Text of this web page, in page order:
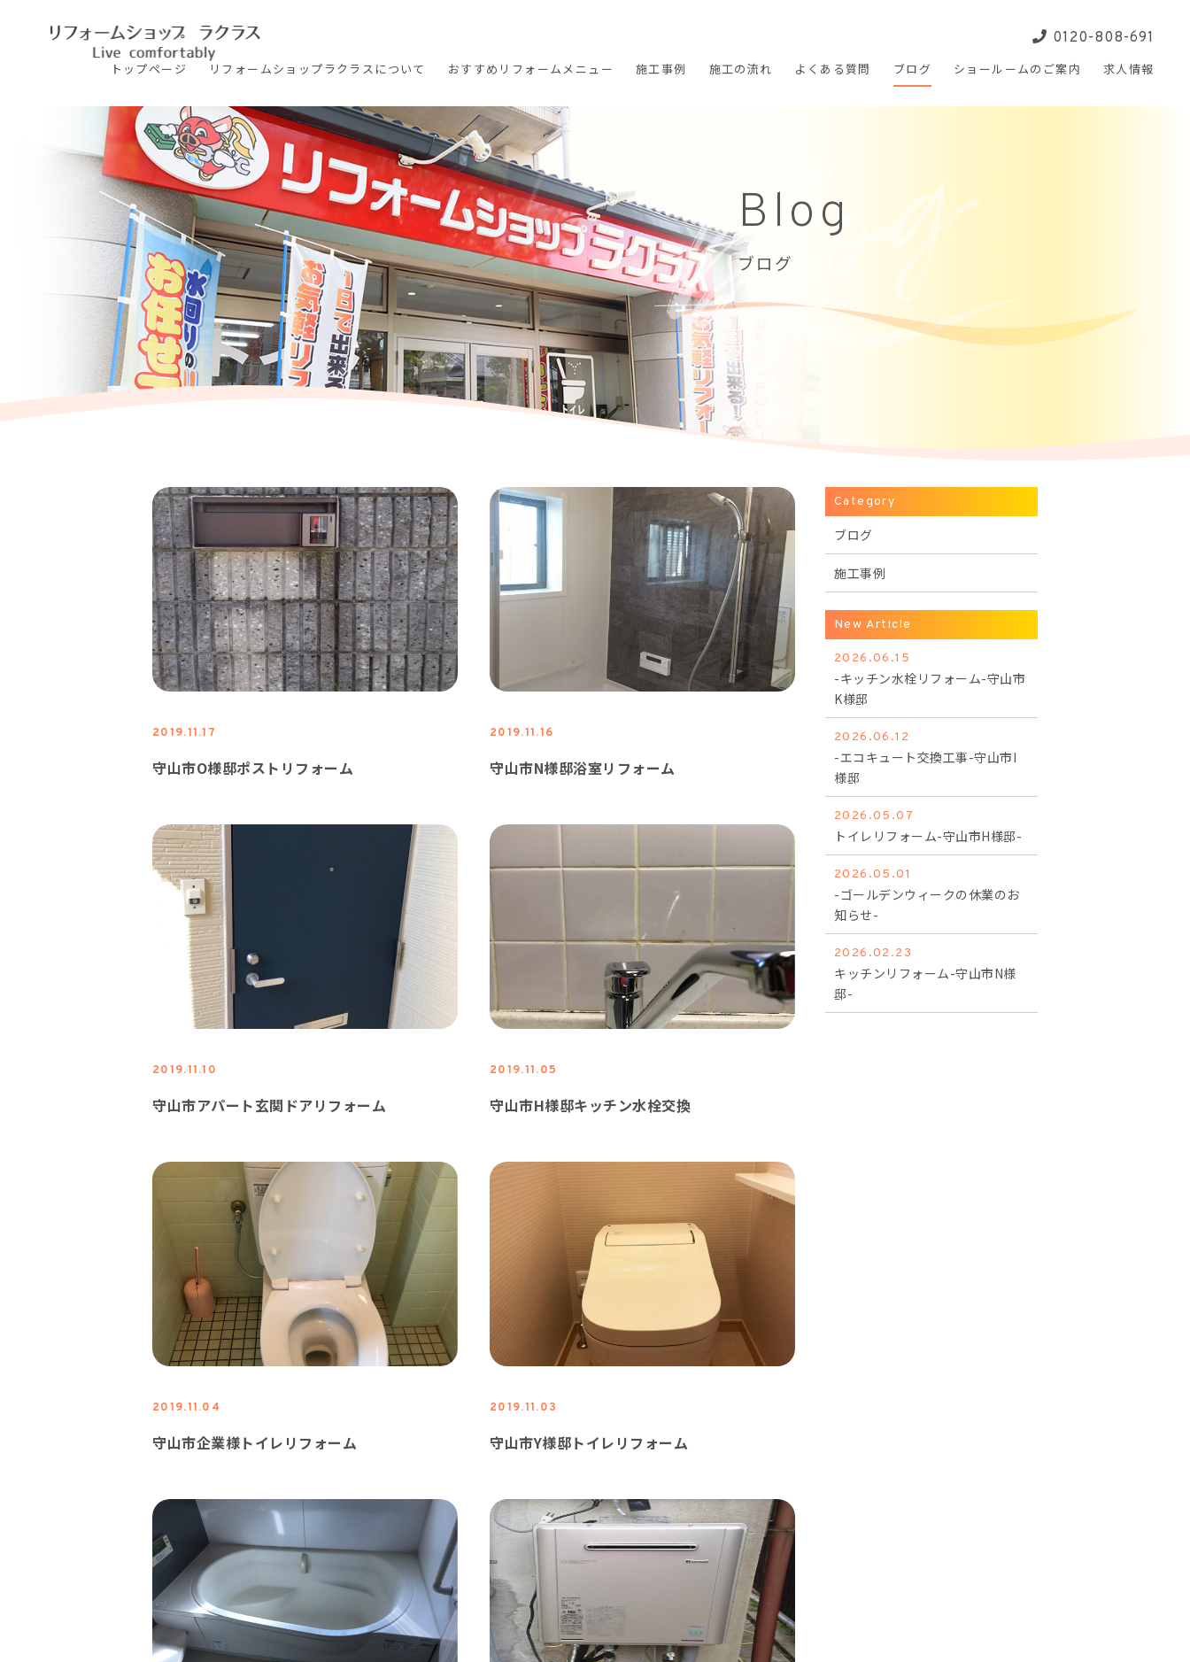
トップページ リフォームショップラクラスについて おすすめ リフォームメニュー 施工事例 施工の流れ よくある質問 ブログ ショールームの ご案内 求人情報
0120-808-691
Blog
ブログ
2019.11.17
守山市O様邸ポストリフォーム
2019.11.16
守山市N様邸浴室リフォーム
2019.11.10
守山市アパート玄関ドアリフォーム
2019.11.05
守山市H様邸キッチン水栓交換
2019.11.04
守山市企業様トイレリフォーム
2019.11.03
守山市Y様邸トイレリフォーム
Category
ブログ
施工事例
New Article
2026.06.15
-キッチン水栓リフォーム-守山市
K様邸
2026.06.12
-エコキュート交換工事-守山市I
様邸
2026.05.07
トイレリフォーム-守山市H様邸-
2026.05.01
-ゴールデンウィークの休業のお
知らせ-
2026.02.23
キッチンリフォーム-守山市N様
邸-